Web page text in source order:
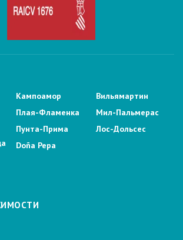
Кампоамор
Плая-Фламенка
Пунта-Прима
Doña Pepa
Вильямартин
Мил-Пальмерас
Лос-Дольсес